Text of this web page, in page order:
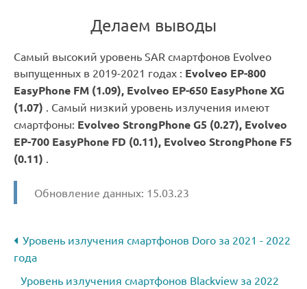
Делаем выводы
Самый высокий уровень SAR смартфонов Evolveo
выпущенных в 2019-2021 годах : Evolveo EP-800
EasyPhone FM (1.09), Evolveo EP-650 EasyPhone XG
(1.07) . Самый низкий уровень излучения имеют
смартфоны: Evolveo StrongPhone G5 (0.27), Evolveo
EP-700 EasyPhone FD (0.11), Evolveo StrongPhone F5
(0.11) .
Обновление данных: 15.03.23
Уровень излучения смартфонов Doro за 2021 - 2022
года
Уровень излучения смартфонов Blackview за 2022